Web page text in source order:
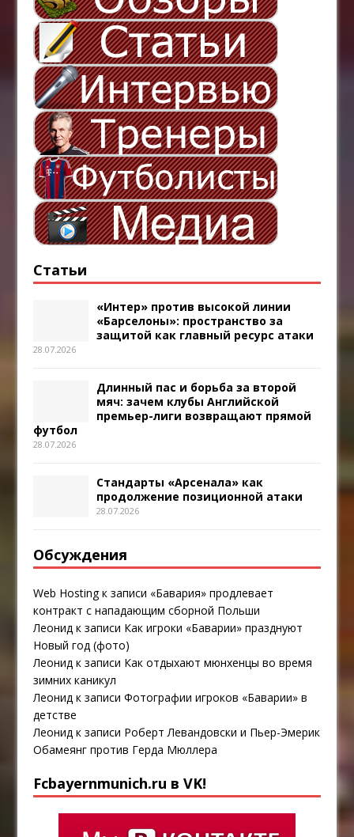
Статьи
«Интер» против высокой линии
«Барселоны»: пространство за
защитой как главный ресурс атаки
28.07.2026
Длинный пас и борьба за второй
мяч: зачем клубы Английской
премьер-лиги возвращают прямой
футбол
28.07.2026
Стандарты «Арсенала» как
продолжение позиционной атаки
28.07.2026
Обсуждения
Web Hostingк записи «Бавария» продлевает
контракт с нападающим сборной Польши
Леонид к записи Как игроки «Баварии» празднуют
Новый год (фото)
Леонид к записи Как отдыхают мюнхенцы во время
зимних каникул
Леонид к записиФотографии игроков «Баварии» в
детстве
Леонид к записи Роберт Левандовски и Пьер-Эмерик
Обамеянг против Герда Мюллера
Fcbayernmunich.ru в VK!